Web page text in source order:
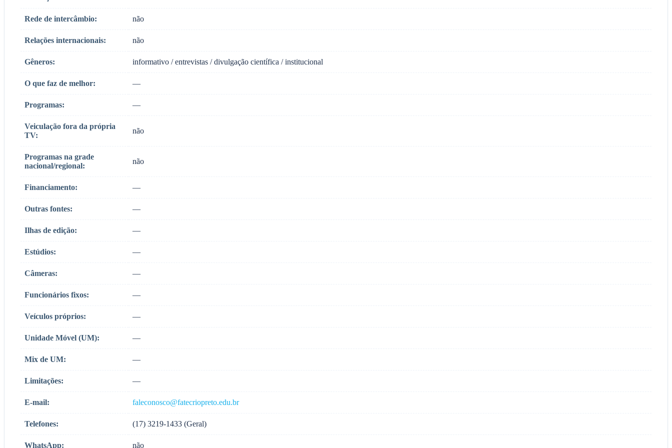
Rede de intercâmbio: não
Relações internacionais: não
Gêneros: informativo / entrevistas / divulgação científica / institucional
O que faz de melhor: —
Programas: —
Veiculação fora da própria
TV:
não
Programas na grade
nacional/regional:
não
Financiamento: —
Outras fontes: —
Ilhas de edição: —
Estúdios: —
Câmeras: —
Funcionários fixos: —
Veículos próprios: —
Unidade Móvel (UM): —
Mix de UM: —
Limitações: —
E-mail: faleconosco@fatecriopreto.edu.br
Telefones: (17) 3219-1433 (Geral)
WhatsApp: não